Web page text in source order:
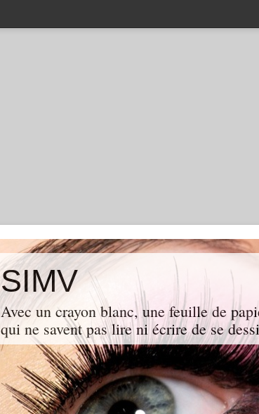
SIMV
Avec un crayon blanc, une feuille de
qui ne savent pas lire ni écrire de se